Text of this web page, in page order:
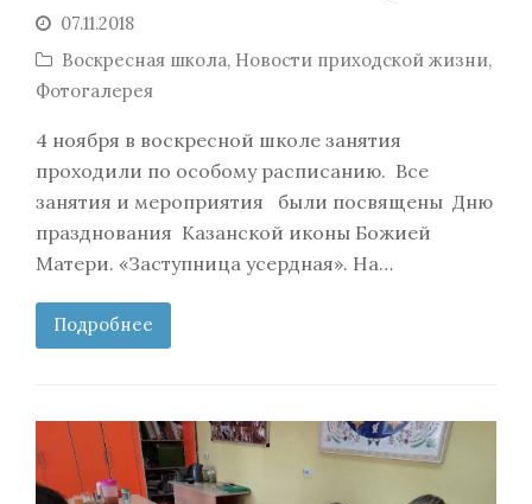
07.11.2018
Воскресная школа, Новости приходской жизни,
Фотогалерея
4 ноября в воскресной школе занятия
проходили по особому расписанию. Все
занятия и мероприятия были посвящены Дню
празднования Казанской иконы Божией
Матери. «Заступница усердная». На…
Подробнее